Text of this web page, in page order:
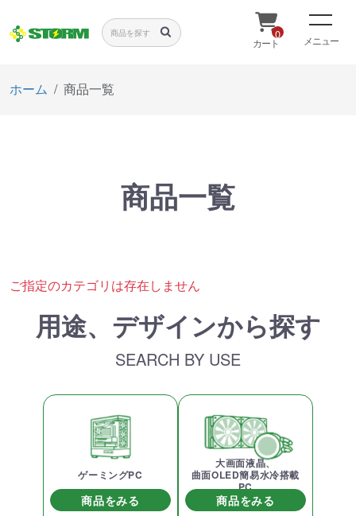
0
カート メニュー
ホーム 商品一覧
商品一覧
ご指定のカテゴリは存在しません
用途、デザインから探す
SEARCH BY USE
ゲーミングPC
商品をみる
大画面液晶、
曲面OLED簡易水冷搭載
PC
商品をみる